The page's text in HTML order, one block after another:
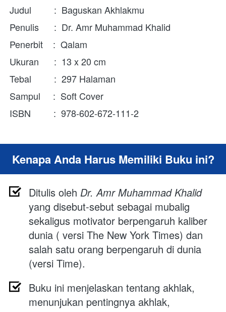
Judul         :  Baguskan Akhlakmu
Penulis      :  Dr. Amr Muhammad Khalid
Penerbit    :  Qalam
Ukuran      :  13 x 20 cm
Tebal         :  297 Halaman
Sampul     :  Soft Cover
ISBN         :  978-602-672-111-2
Kenapa Anda Harus Memiliki Buku ini?
Ditulis oleh Dr. Amr Muhammad Khalid
yang disebut-sebut sebagai mubalig
sekaligus motivator berpengaruh kaliber
dunia ( versi The New York Times) dan
salah satu orang berpengaruh di dunia
(versi Time).
Buku ini menjelaskan tentang akhlak,
menunjukan pentingnya akhlak,